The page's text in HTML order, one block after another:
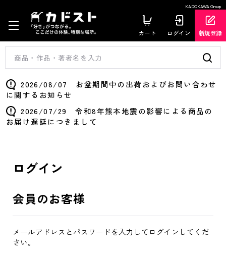
KADOKAWA Group
カート ログイン 新規登録
2026/08/07 お盆期間中の出荷およびお問い合わせ
に関するお知らせ
2026/07/29 令和8年熊本地震の影響による商品の
お届け遅延につきまして
ログイン
会員のお客様
メールアドレスとパスワードを入力してログインしてくだ
さい。